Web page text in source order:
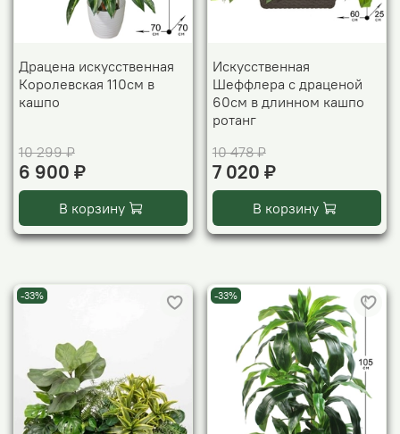
Драцена искусственная
Королевская 110см в
кашпо
10 299 ₽
6 900 ₽
В корзину
Искусственная
Шеффлера с драценой
60см в длинном кашпо
ротанг
10 478 ₽
7 020 ₽
В корзину
-33% -33%